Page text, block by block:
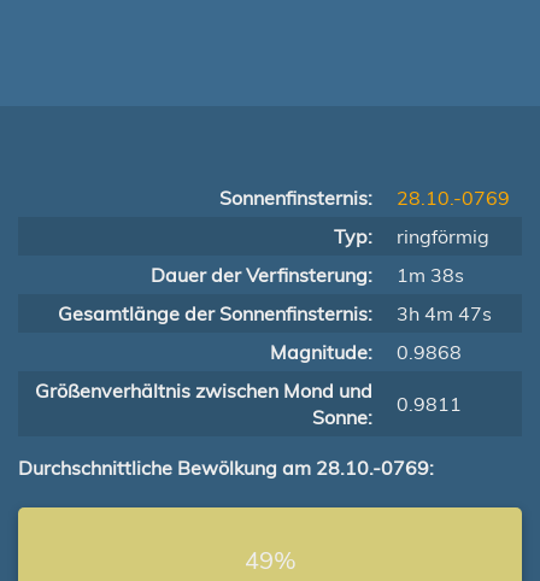
Sonnenfinsternis:
28.10.-0769
Typ:
ringförmig
Dauer der Verfinsterung:
1m 38s
Gesamtlänge der Sonnenfinsternis:
3h 4m 47s
Magnitude:
0.9868
Größenverhältnis zwischen Mond und
Sonne:
0.9811
Durchschnittliche Bewölkung am 28.10.-0769:
49%